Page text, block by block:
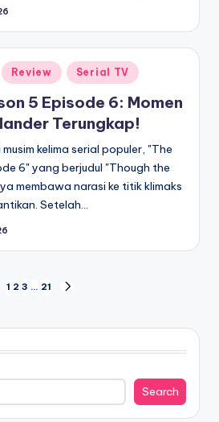
Review Serial TV
5 Episode 6: Momen
Terungkap!
kelima serial populer, "The
6" yang berjudul "Though the
membawa narasi ke titik klimaks
Setelah…
1 2 3 … 21
Search